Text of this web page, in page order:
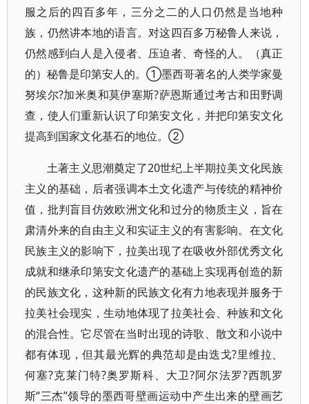
服之后的四百多年，三分之二的人口仍然是当地种
族，仍然讲本地的语言。对这四百多万秘鲁人来说，
仍然感到白人是入侵者、压迫者、奇怪的人。（真正
的）秘鲁是印第安人的。①墨西哥著名的人类学家曼
努埃尔?加米奥和莫伊塞斯?萨恩斯通过考古和田野调
查，使人们重新认识了印第安文化，并把印第安文化
提高到国家文化基石的地位。②
土著主义思潮奠定了20世纪上半期拉美文化民族
主义的基础，后者强调本土文化遗产与传统的精神价
值，批判盲目仿效欧洲文化和过分的物质主义，旨在
肃清外来的自由主义和实证主义的有害影响。在文化
民族主义的影响下，拉美出现了在吸收外部优秀文化
成就和继承印第安文化遗产的基础上实现再创造的新
的民族文化，这种新的民族文化有力地表现并服务于
拉美社会现实，生动地体现了拉美社会、种族和文化
的混合性。它尽管在当时出现的诗歌、散文和小说中
都有体现，但其最光辉的典范却是由迭戈?里维拉、
何塞?克莱门特?奥罗斯科、大卫?阿尔法罗?西凯罗
斯“三杰”领导的墨西哥壁画运动中产生出来的壁画艺